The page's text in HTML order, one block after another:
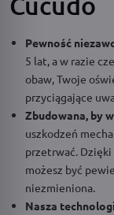
Pewność
5 lat, a w razie
obaw, Twoje
przyciągające
Zbudowana, by
uszkodzeń
przetrwać. Dzięki
możesz być
niezmieniona.
Nasza